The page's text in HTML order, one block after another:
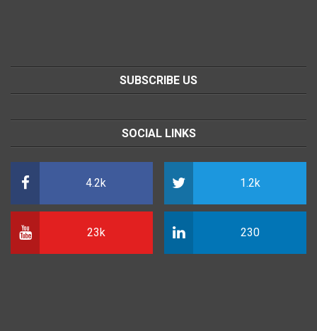
SUBSCRIBE US
SOCIAL LINKS
4.2k 1.2k
23k 230